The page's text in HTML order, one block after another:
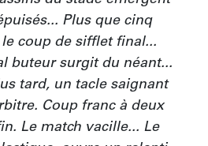
Plus que cinq
coup de sifflet final...
buteur surgit du néant...
tard, un tacle saignant
Coup franc à deux
Le match vacille... Le